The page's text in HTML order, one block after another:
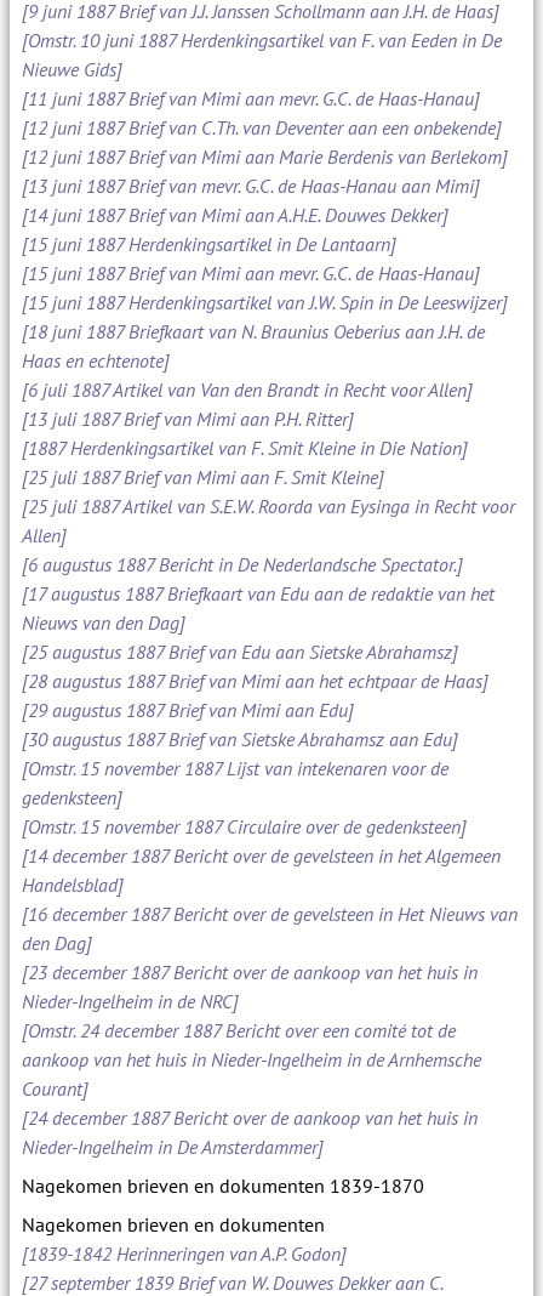
[9 juni 1887 Brief van J.J. Janssen Schollmann aan J.H. de Haas]
[Omstr. 10 juni 1887 Herdenkingsartikel van F. van Eeden in De
Nieuwe Gids]
[11 juni 1887 Brief van Mimi aan mevr. G.C. de Haas-Hanau]
[12 juni 1887 Brief van C.Th. van Deventer aan een onbekende]
[12 juni 1887 Brief van Mimi aan Marie Berdenis van Berlekom]
[13 juni 1887 Brief van mevr. G.C. de Haas-Hanau aan Mimi]
[14 juni 1887 Brief van Mimi aan A.H.E. Douwes Dekker]
[15 juni 1887 Herdenkingsartikel in De Lantaarn]
[15 juni 1887 Brief van Mimi aan mevr. G.C. de Haas-Hanau]
[15 juni 1887 Herdenkingsartikel van J.W. Spin in De Leeswijzer]
[18 juni 1887 Briefkaart van N. Braunius Oeberius aan J.H. de
Haas en echtenote]
[6 juli 1887 Artikel van Van den Brandt in Recht voor Allen]
[13 juli 1887 Brief van Mimi aan P.H. Ritter]
[1887 Herdenkingsartikel van F. Smit Kleine in Die Nation]
[25 juli 1887 Brief van Mimi aan F. Smit Kleine]
[25 juli 1887 Artikel van S.E.W. Roorda van Eysinga in Recht voor
Allen]
[6 augustus 1887 Bericht in De Nederlandsche Spectator.]
[17 augustus 1887 Briefkaart van Edu aan de redaktie van het
Nieuws van den Dag]
[25 augustus 1887 Brief van Edu aan Sietske Abrahamsz]
[28 augustus 1887 Brief van Mimi aan het echtpaar de Haas]
[29 augustus 1887 Brief van Mimi aan Edu]
[30 augustus 1887 Brief van Sietske Abrahamsz aan Edu]
[Omstr. 15 november 1887 Lijst van intekenaren voor de
gedenksteen]
[Omstr. 15 november 1887 Circulaire over de gedenksteen]
[14 december 1887 Bericht over de gevelsteen in het Algemeen
Handelsblad]
[16 december 1887 Bericht over de gevelsteen in Het Nieuws van
den Dag]
[23 december 1887 Bericht over de aankoop van het huis in
Nieder-Ingelheim in de NRC]
[Omstr. 24 december 1887 Bericht over een comité tot de
aankoop van het huis in Nieder-Ingelheim in de Arnhemsche
Courant]
[24 december 1887 Bericht over de aankoop van het huis in
Nieder-Ingelheim in De Amsterdammer]
Nagekomen brieven en dokumenten 1839-1870
Nagekomen brieven en dokumenten
[1839-1842 Herinneringen van A.P. Godon]
[27 september 1839 Brief van W. Douwes Dekker aan C.